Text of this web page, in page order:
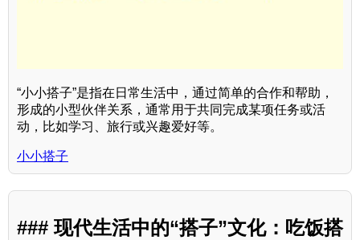
“小小搭子”是指在日常生活中，通过简单的合作和帮助，
形成的小型伙伴关系，通常用于共同完成某项任务或活
动，比如学习、旅行或兴趣爱好等。
小小搭子
### 现代生活中的“搭子”文化：吃饭搭